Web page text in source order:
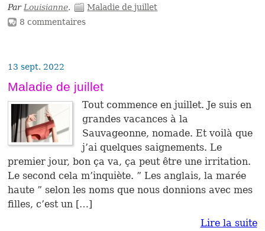
Par Louisianne.
Maladie de juillet
8 commentaires
13 sept. 2022
Maladie de juillet
Tout commence en juillet. Je suis en
grandes vacances à la
Sauvageonne, nomade. Et voilà que
j’ai quelques saignements. Le
premier jour, bon ça va, ça peut être une irritation.
Le second cela m’inquiète. ” Les anglais, la marée
haute ” selon les noms que nous donnions avec mes
filles, c’est un […]
Lire la suite